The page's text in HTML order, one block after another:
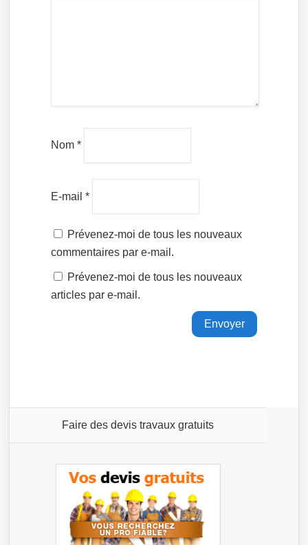
Nom*
E-mail*
Prévenez-moi de tous les nouveaux
commentaires par e-mail.
Prévenez-moi de tous les nouveaux
articles par e-mail.
Faire des devis travaux gratuits